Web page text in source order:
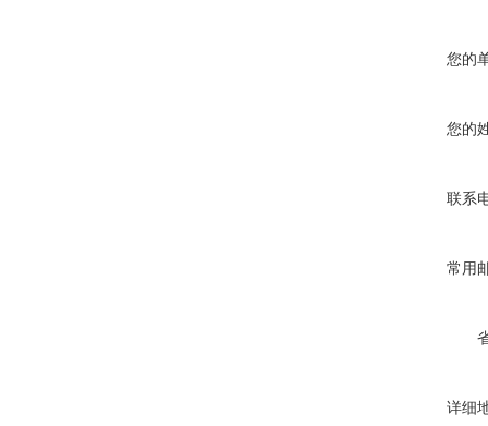
您的
您的
联系
常用
详细